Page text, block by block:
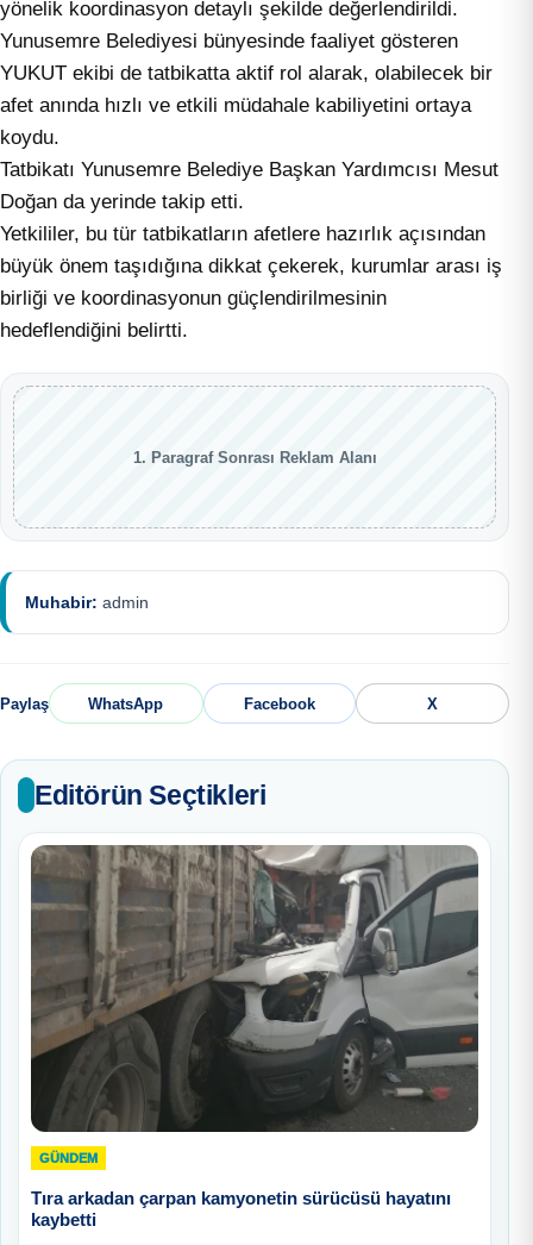
yönelik koordinasyon detaylı şekilde değerlendirildi.
Yunusemre Belediyesi bünyesinde faaliyet gösteren
YUKUT ekibi de tatbikatta aktif rol alarak, olabilecek bir
afet anında hızlı ve etkili müdahale kabiliyetini ortaya
koydu.
Tatbikatı Yunusemre Belediye Başkan Yardımcısı Mesut
Doğan da yerinde takip etti.
Yetkililer, bu tür tatbikatların afetlere hazırlık açısından
büyük önem taşıdığına dikkat çekerek, kurumlar arası iş
birliği ve koordinasyonun güçlendirilmesinin
hedeflendiğini belirtti.
1. Paragraf Sonrası Reklam Alanı
Muhabir: admin
Paylaş WhatsApp Facebook X
Editörün Seçtikleri
GÜNDEM
Tıra arkadan çarpan kamyonetin sürücüsü hayatını
kaybetti